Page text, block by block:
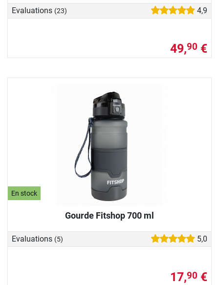
Evaluations (23) 4,9
49,90 €
En stock
Gourde Fitshop 700 ml
Evaluations (5) 5,0
17,90 €